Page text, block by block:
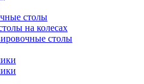
столы
на колесах
столы